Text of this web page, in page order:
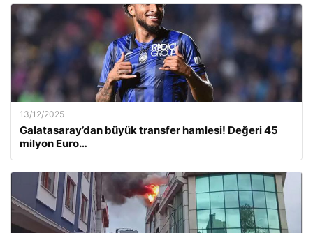
13/12/2025
Galatasaray’dan büyük transfer hamlesi! Değeri 45
milyon Euro…